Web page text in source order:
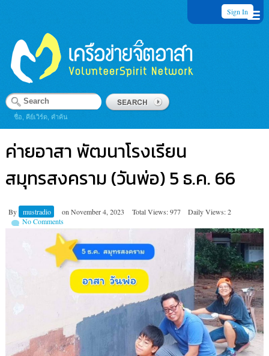
Sign In
ชื่อ, คีย์เวิร์ด, คำค้น
ค่ายอาสา พัฒนาโรงเรียน
สมุทรสงคราม (วันพ่อ) 5 ธ.ค. 66
By mustradio on November 4, 2023 Total Views: 977
Daily Views: 2
No Comments